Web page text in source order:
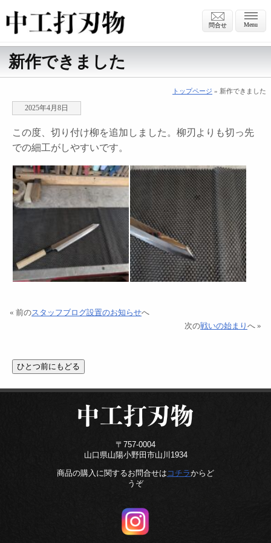
Menu
問合せ
新作できました
トップページ » 新作できました
2025年4月8日
この度、切り付け柳を追加しました。柳刃よりも切っ先
での細工がしやすいです。
« 前のスタッフブログ設置のお知らせへ
次の戦いの始まり へ »
〒757-0004
山口県山陽小野田市山川1934
商品の購入に関するお問合せは コチラからど
うぞ